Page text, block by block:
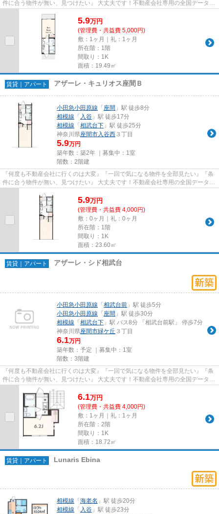
件に合う物件が無い、見つけたい』 大丈夫です！不動産会社専用の全国データベ
5.9万円
(管理費・共益費 5,000円)
敷：1ヶ月｜礼：1ヶ月
所在階：1階
間取り：1K
面積：19.49㎡
賃貸｜アパート アザーレ・キュリオス座間Ｂ
小田急小田原線 「 座間 」駅 徒歩8分
相模線 「 入谷 」駅 徒歩17分
相模線 「 相武台下 」駅 徒歩25分
神奈川県座間市入谷西 ３丁目
5.9万円
築年数：築2年 ｜募集中： 1室
階数：2階建
『何度も不動産会社に行くのは大変』『一回で気になる物件を全部見たい』『条
件に合う物件が無い、見つけたい』 大丈夫です！不動産会社専用の全国データベ
5.9万円
(管理費・共益費 4,000円)
敷：0ヶ月｜礼：0ヶ月
所在階：1階
間取り：1K
面積：23.60㎡
賃貸｜アパート アザーレ・シド相武台
小田急小田原線 「 相武台前 」駅 徒歩5分
小田急小田原線 「 座間 」駅 徒歩30分
相模線 「 相武台下 」駅 バス8分 「相武台前駅」 停歩7分
神奈川県座間市緑ケ丘 ３丁目
6.1万円
築年数：予定 ｜募集中： 1室
階数：3階建
『何度も不動産会社に行くのは大変』『一回で気になる物件を全部見たい』『条
件に合う物件が無い、見つけたい』 大丈夫です！不動産会社専用の全国データベ
ースを利用して、エリアを問...
6.1万円
(管理費・共益費 4,000円)
敷：1ヶ月｜礼：1ヶ月
所在階：2階
間取り：1K
面積：18.72㎡
賃貸｜アパート Lunaris Ebina
相模線 「 海老名 」駅 徒歩20分
相模線 「 入谷 」駅 徒歩23分